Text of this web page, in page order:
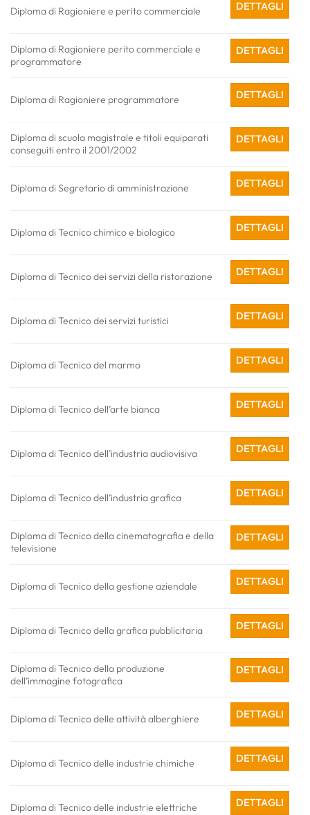
Diploma di Ragioniere e perito commerciale DETTAGLI
Diploma di Ragioniere perito commerciale e
programmatore
DETTAGLI
Diploma di Ragioniere programmatore DETTAGLI
Diploma di scuola magistrale e titoli equiparati
conseguiti entro il 2001/2002
DETTAGLI
Diploma di Segretario di amministrazione DETTAGLI
Diploma di Tecnico chimico e biologico DETTAGLI
Diploma di Tecnico dei servizi della ristorazione DETTAGLI
Diploma di Tecnico dei servizi turistici DETTAGLI
Diploma di Tecnico del marmo DETTAGLI
Diploma di Tecnico dell’arte bianca DETTAGLI
Diploma di Tecnico dell’industria audiovisiva DETTAGLI
Diploma di Tecnico dell’industria grafica DETTAGLI
Diploma di Tecnico della cinematografia e della
televisione
DETTAGLI
Diploma di Tecnico della gestione aziendale DETTAGLI
Diploma di Tecnico della grafica pubblicitaria DETTAGLI
Diploma di Tecnico della produzione
dell’immagine fotografica
DETTAGLI
Diploma di Tecnico delle attività alberghiere DETTAGLI
Diploma di Tecnico delle industrie chimiche DETTAGLI
Diploma di Tecnico delle industrie elettriche DETTAGLI